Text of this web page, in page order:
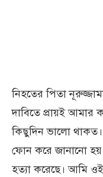
নিহতের পিতা
দাবিতে প্রায়ই আমার
কিছুদিন ভালো
ফোন করে জানানো হয়
হত্যা করেছে। আমি